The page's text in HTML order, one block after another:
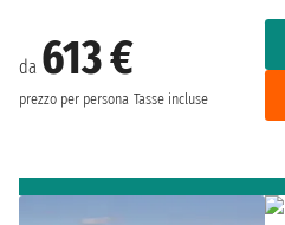
da 613 €
prezzo per persona Tasse incluse